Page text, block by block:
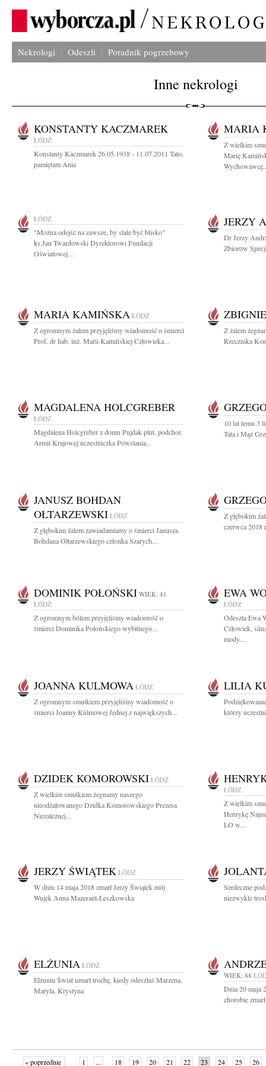
Nekrologi Odeszli Poradnik pogrzebowy
Inne nekrologi
KONSTANTY KACZMAREK
ŁÓDŹ
Konstanty Kaczmarek 26.05.1938 - 11.07.2011 Tato,
pamiętam Ania
MARIA
Z wielkim
Marię
ŁÓDŹ
"Można odejść na zawsze, by stale być blisko"
ks.Jan Twardowski Dyrektorowi Fundacji
Oświatowej...
JERZY
Dr Jerzy
Zbiorów
MARIA KAMIŃSKA ŁÓDŹ
Z ogromnym żalem przyjęliśmy wiadomość o śmierci
Prof. dr hab. inż. Marii Kamińskiej Człowieka...
Z żalem
Rzecznika
MAGDALENA HOLCGREBER
ŁÓDŹ
Magdalena Holcgreber z domu Pujdak plut. podchor.
Armii Krajowej uczestniczka Powstania...
10 lat temu 3
Tata i Mąż
JANUSZ BOHDAN
OŁTARZEWSKI ŁÓDŹ
Z głębokim żalem zawiadamiamy o śmierci Janusza
Bohdana Ołtarzewskiego członka Szarych...
Z głębokim
czerwca 2018
DOMINIK POŁOŃSKI WIEK: 41
ŁÓDŹ
Z ogromnym bólem przyjęliśmy wiadomość o
śmierci Dominika Połońskiego wybitnego...
EWA
ŁÓDŹ
Odeszła Ewa
Człowiek,
mody....
JOANNA KULMOWA ŁÓDŹ
Z ogromnym smutkiem przyjęliśmy wiadomość o
śmierci Joanny Kulmowej Jednej z największych...
LILIA
którzy
DZIDEK KOMOROWSKI ŁÓDŹ
Z wielkim smutkiem żegnamy naszego
nieodżałowanego Dzidka Komorowskiego Prezesa
Niezależnej...
ŁÓDŹ
Z wielkim
Henrykę
LO w...
JERZY ŚWIĄTEK ŁÓDŹ
W dniu 14 maja 2018 zmarł Jerzy Świątek mój
Wujek Anna Mazerant-Leszkowska
Serdeczne
niezwykle
ELŻUNIA ŁÓDŹ
Elżuniu Świat umarł trochę, kiedy odeszłaś Marzena,
Maryla, Krystyna
WIEK: 88
Dnia 20 maja
chorobie
« poprzednie 1 ... 18 19 20 21 22 23 24 25 26